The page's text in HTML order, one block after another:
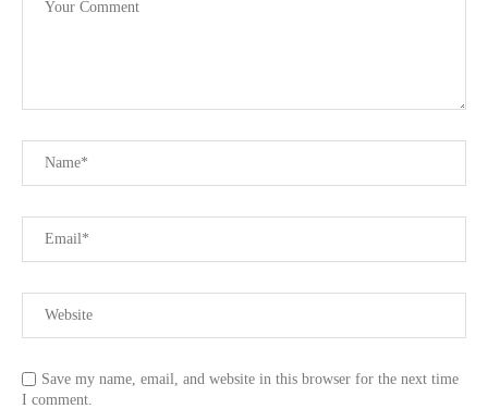
Save my name, email, and website in this browser for the next time
I comment.